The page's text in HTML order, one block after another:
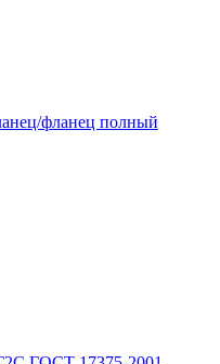
фланец полный